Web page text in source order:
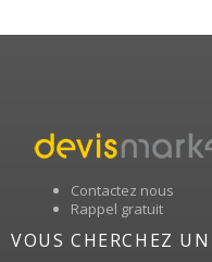
Contactez nous
Rappel gratuit
VOUS CHERCHEZ